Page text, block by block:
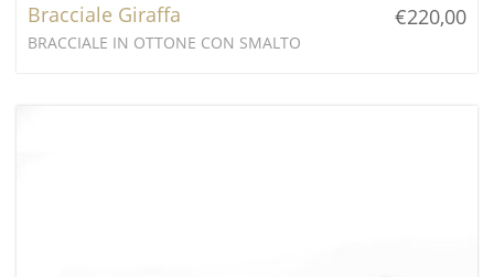
Bracciale Giraffa
BRACCIALE IN OTTONE CON SMALTO
€220,00